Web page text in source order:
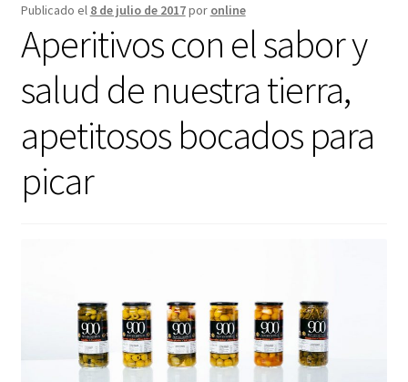
hijo
PROFESIONALES
CONTACTO
Publicado el 8 de julio de 2017por online
Aperitivos con el sabor y
salud de nuestra tierra,
apetitosos bocados para
picar